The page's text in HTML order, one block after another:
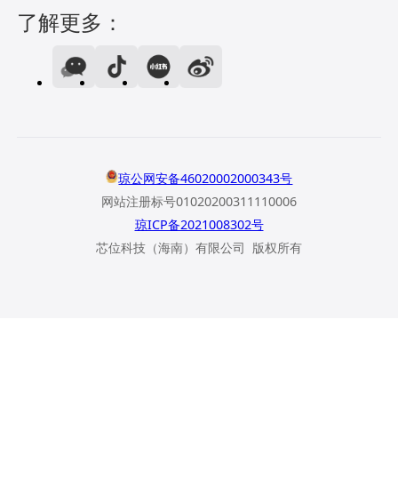
了解更多：
琼公网安备46020002000343号
网站注册标号01020200311110006
琼ICP备2021008302号
芯位科技（海南）有限公司 版权所有